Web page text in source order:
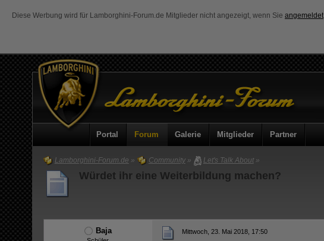
Diese Werbung wird für Lamborghini-Forum.de Mitglieder nicht angezeigt, wenn Sie angemeldet
Portal Forum Galerie Mitglieder Partner
Lamborghini-Forum.de » Community» Let's Talk About»
Würdet ihr eine Weiterbildung machen?
Baja Mittwoch, 23. Mai 2018, 17:50